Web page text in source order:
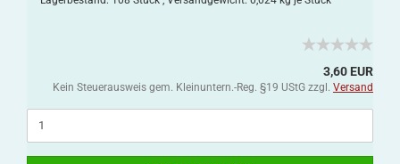
3,60 EUR
Kein Steuerausweis gem. Kleinuntern.-Reg. §19 UStG zzgl. Versand